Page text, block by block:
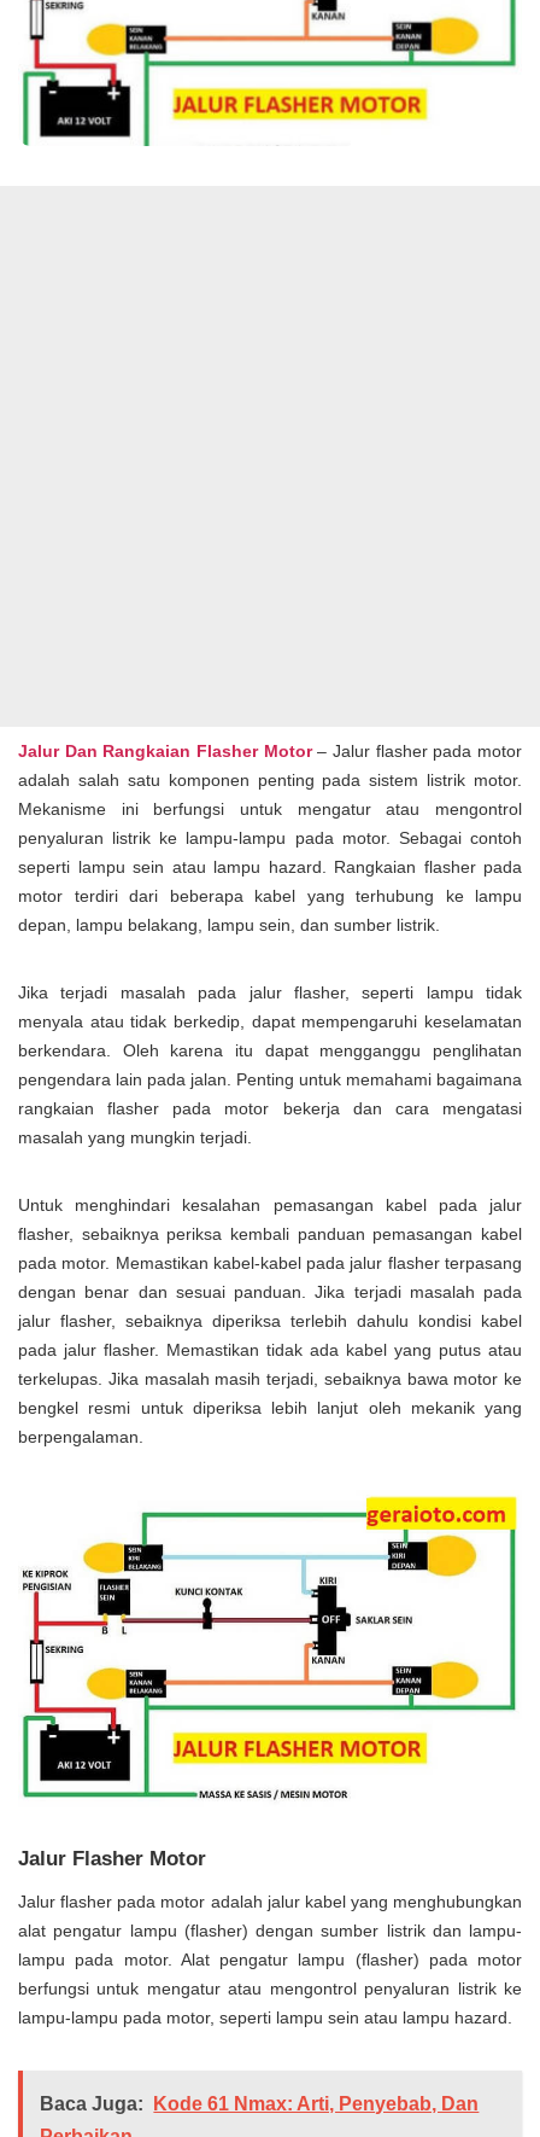
Jalur Dan Rangkaian Flasher Motor– Jalur flasher pada motor
adalah salah satu komponen penting pada sistem listrik motor.
Mekanisme ini berfungsi untuk mengatur atau mengontrol
penyaluran listrik ke lampu-lampu pada motor. Sebagai contoh
seperti lampu sein atau lampu hazard. Rangkaian flasher pada
motor terdiri dari beberapa kabel yang terhubung ke lampu
depan, lampu belakang, lampu sein, dan sumber listrik.
Jika terjadi masalah pada jalur flasher, seperti lampu tidak
menyala atau tidak berkedip, dapat mempengaruhi keselamatan
berkendara. Oleh karena itu dapat mengganggu penglihatan
pengendara lain pada jalan. Penting untuk memahami bagaimana
rangkaian flasher pada motor bekerja dan cara mengatasi
masalah yang mungkin terjadi.
Untuk menghindari kesalahan pemasangan kabel pada jalur
flasher, sebaiknya periksa kembali panduan pemasangan kabel
pada motor. Memastikan kabel-kabel pada jalur flasher terpasang
dengan benar dan sesuai panduan. Jika terjadi masalah pada
jalur flasher, sebaiknya diperiksa terlebih dahulu kondisi kabel
pada jalur flasher. Memastikan tidak ada kabel yang putus atau
terkelupas. Jika masalah masih terjadi, sebaiknya bawa motor ke
bengkel resmi untuk diperiksa lebih lanjut oleh mekanik yang
berpengalaman.
Jalur Flasher Motor
Jalur flasher pada motor adalah jalur kabel yang menghubungkan
alat pengatur lampu (flasher) dengan sumber listrik dan lampu-
lampu pada motor. Alat pengatur lampu (flasher) pada motor
berfungsi untuk mengatur atau mengontrol penyaluran listrik ke
lampu-lampu pada motor, seperti lampu sein atau lampu hazard.
Baca Juga:
Kode 61 Nmax: Arti, Penyebab, Dan